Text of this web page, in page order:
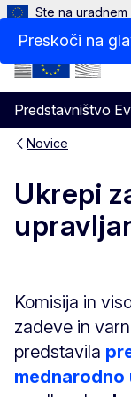
Preskoči na
Ste na uradnem
Predstavništvo
Menu
Novice
Ukrepi
Komisija in
zadeve in
predstavila